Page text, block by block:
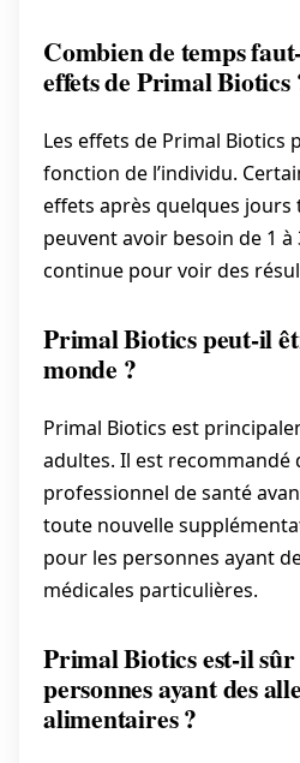
Combien de temps
effets de Primal Biotics
Les effets de Primal Biotics
fonction de l’individu.
effets après quelques jours
peuvent avoir besoin de 1 à
continue pour voir des
Primal Biotics peut-il
monde ?
Primal Biotics est
adultes. Il est recommandé
professionnel de santé
toute nouvelle
pour les personnes ayant
médicales particulières.
Primal Biotics est-il
personnes ayant des
alimentaires ?